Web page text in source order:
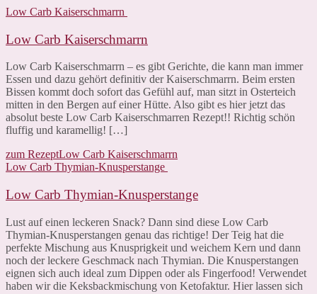
Low Carb Kaiserschmarrn
Low Carb Kaiserschmarrn
Low Carb Kaiserschmarrn – es gibt Gerichte, die kann man immer
Essen und dazu gehört definitiv der Kaiserschmarrn. Beim ersten
Bissen kommt doch sofort das Gefühl auf, man sitzt in Osterteich
mitten in den Bergen auf einer Hütte. Also gibt es hier jetzt das
absolut beste Low Carb Kaiserschmarren Rezept!! Richtig schön
fluffig und karamellig! […]
zum RezeptLow Carb Kaiserschmarrn
Low Carb Thymian-Knusperstange
Low Carb Thymian-Knusperstange
Lust auf einen leckeren Snack? Dann sind diese Low Carb
Thymian-Knusperstangen genau das richtige! Der Teig hat die
perfekte Mischung aus Knusprigkeit und weichem Kern und dann
noch der leckere Geschmack nach Thymian. Die Knusperstangen
eignen sich auch ideal zum Dippen oder als Fingerfood! Verwendet
haben wir die Keksbackmischung von Ketofaktur. Hier lassen sich